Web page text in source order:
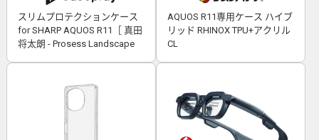
スリムプロテクションケース
for SHARP AQUOS R11［ 真田
将太朗 - Prosess Landscape
AQUOS R11専用ケース ハイブ
リッド RHINOX TPU+アクリル
CL